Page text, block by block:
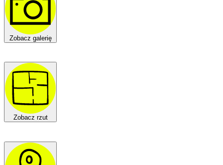
Zobacz galerię
Zobacz rzut